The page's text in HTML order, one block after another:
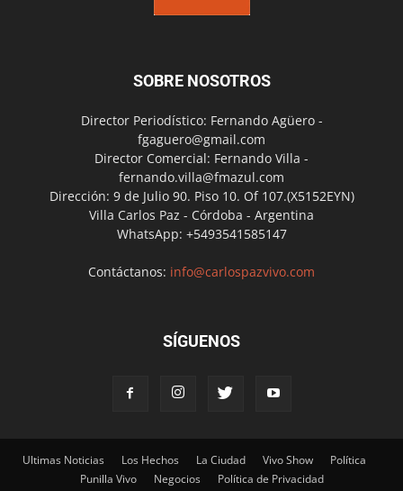
SOBRE NOSOTROS
Director Periodístico: Fernando Agüero -
fgaguero@gmail.com
Director Comercial: Fernando Villa -
fernando.villa@fmazul.com
Dirección: 9 de Julio 90. Piso 10. Of 107.(X5152EYN)
Villa Carlos Paz - Córdoba - Argentina
WhatsApp: +5493541585147
Contáctanos: info@carlospazvivo.com
SÍGUENOS
Ultimas Noticias Los Hechos La Ciudad Vivo Show
Política
Punilla Vivo
Negocios Política de Privacidad